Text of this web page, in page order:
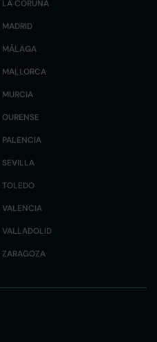
LA CORUÑA
MADRID
MÁLAGA
MALLORCA
MURCIA
OURENSE
PALENCIA
SEVILLA
TOLEDO
VALENCIA
VALLADOLID
ZARAGOZA